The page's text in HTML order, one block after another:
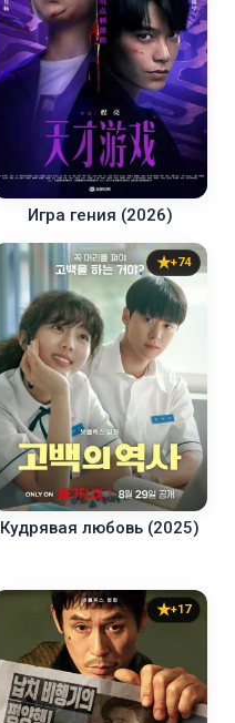
Игра гения (2026)
+74
Кудрявая любовь (2025)
+17